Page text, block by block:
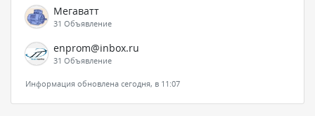
Мегаватт
31 Объявление
enprom@inbox.ru
31 Объявление
Информация обновлена сегодня, в 11:07